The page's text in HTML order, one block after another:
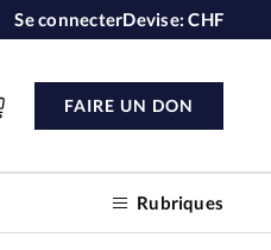
Se connecterDevise:CHF
Rubriques
FAIRE UN DON